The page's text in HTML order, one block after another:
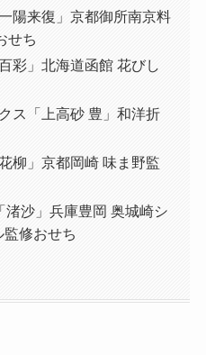
陽来復」京都御所南京料
せち
彩」北海道函館 花びし
ス「上高砂 豊」和洋折
柳」京都岡崎 味ま野監
沙」兵庫豊岡 奥城崎シ
修おせち